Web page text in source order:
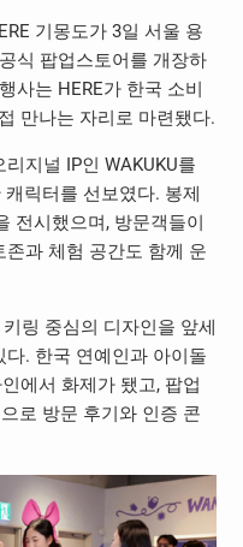
기몽도가 3일 서울 용
식 팝업스토어를 개장하
사는 HERE가 한국 소비
만나는 자리로 마련됐다.
리지널 IP인 WAKUKU를
캐릭터를 선보였다. 봉제
전시했으며, 방문객들이
과 체험 공간도 함께 운
링 중심의 디자인을 앞세
다. 한국 연예인과 아이돌
에서 화제가 됐고, 팝업
로 방문 후기와 인증 콘